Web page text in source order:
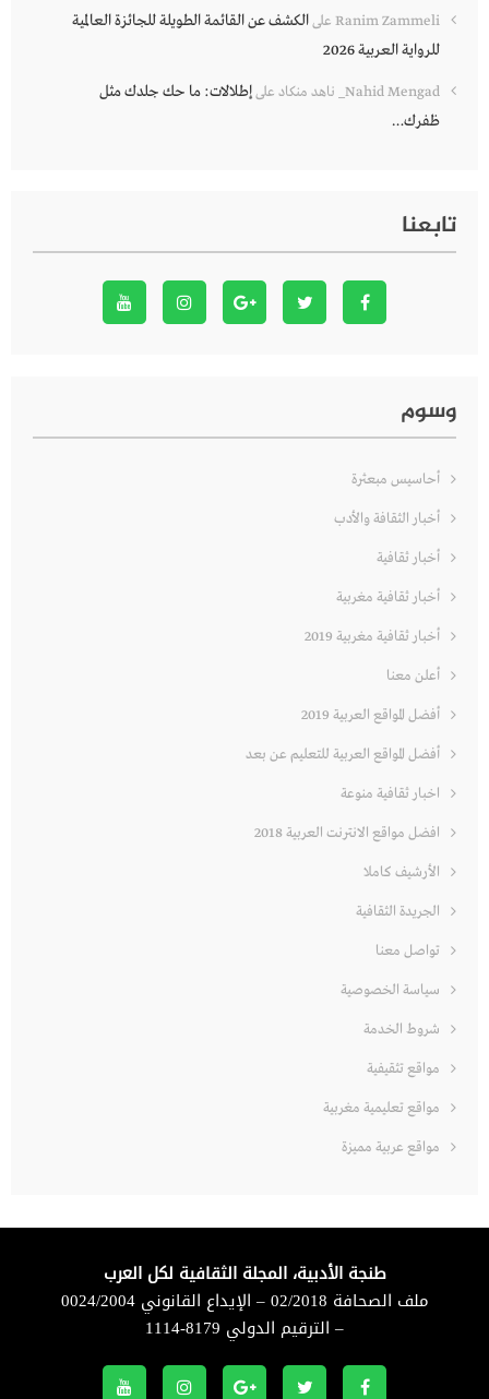
Ranim Zammeli علىالكشف عن القائمة الطويلة للجائزة العالمية
للرواية العربية 2026
Nahid Mengad_ ناهد منكاد علىإطلالات: ما حك جلدك مثل
ظفرك…
تابعنا
وسوم
أحاسيس مبعثرة
أخبار الثقافة والأدب
أخبار ثقافية
أخبار ثقافية مغربية
أخبار ثقافية مغربية 2019
أعلن معنا
أفضل المواقع العربية 2019
أفضل المواقع العربية للتعليم عن بعد
اخبار ثقافية منوعة
افضل مواقع الانترنت العربية 2018
الأرشيف كاملا
الجريدة الثقافية
تواصل معنا
سياسة الخصوصية
شروط الخدمة
مواقع تثقيفية
مواقع تعليمية مغربية
مواقع عربية مميزة
طنجة الأدبية، المجلة الثقافية لكل العرب
ملف الصحافة 02/2018 – الإيداع القانوني 0024/2004
– الترقيم الدولي 8179-1114